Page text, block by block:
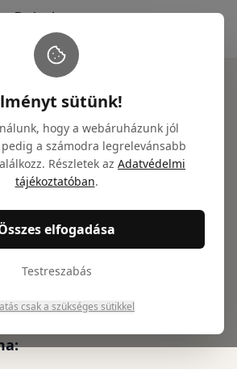
Kávé, tea, édes ízek
édes ízek
sütünk!
hogy a webáruházunk jól
a számodra legrelevánsabb
Részletek az Adatvédelmi
tájékoztatóban.
elfogadása
Testreszabás
csak a szükséges sütikkel